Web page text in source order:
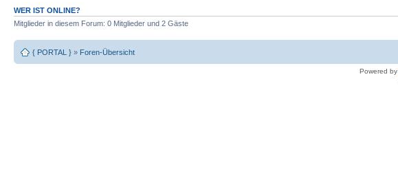
WER IST ONLINE?
Mitglieder in diesem Forum: 0 Mitglieder und 2 Gäste
{ PORTAL } » Foren-Übersicht
Powered by